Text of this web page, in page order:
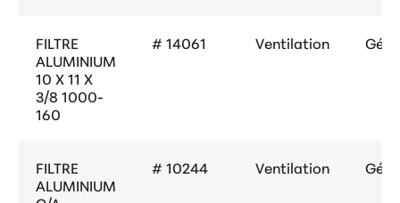
FILTRE
ALUMINIUM
10 X 11 X
3/8 1000-
160
# 14061 Ventilation
FILTRE
ALUMINIUM
# 10244 Ventilation